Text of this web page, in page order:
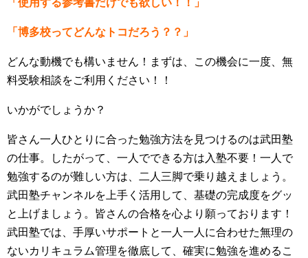
「使用する参考書だけでも欲しい！！」
「博多校ってどんなトコだろう？？」
どんな動機でも構いません！まずは、この機会に一度、無
料受験相談をご利用ください！！
いかがでしょうか？
皆さん一人ひとりに合った勉強方法を見つけるのは武田塾
の仕事。したがって、一人でできる方は入塾不要！一人で
勉強するのが難しい方は、二人三脚で乗り越えましょう。
武田塾チャンネルを上手く活用して、基礎の完成度をグッ
と上げましょう。皆さんの合格を心より願っております！
武田塾では、手厚いサポートと一人一人に合わせた無理の
ないカリキュラム管理を徹底して、確実に勉強を進めるこ